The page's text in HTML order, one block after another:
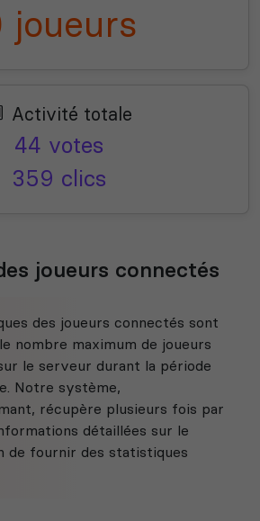
joueurs
Activité totale
44 votes
359 clics
joueurs connectés
des joueurs connectés sont
nombre maximum de joueurs
le serveur durant la période
Notre système,
récupère plusieurs fois par
détaillées sur le
de fournir des statistiques